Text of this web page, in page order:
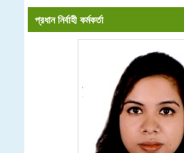
প্রধান নির্বাহী কর্মকর্তা